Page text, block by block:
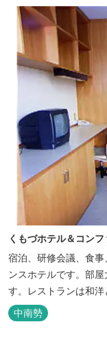
福祉旅館として、全
ト付きジャグジーを備
くもづホテル＆コン
宿泊、研修会議、食
ンスホテルです。部
す。レストランは和
ース）が人気あり是非
中南勢